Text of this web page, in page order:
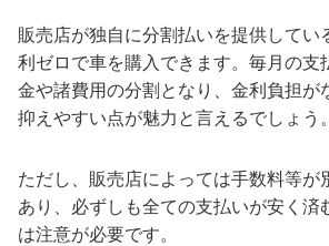
販売店が独自に分割払いを提供してい
利ゼロで車を購入できます。毎月の支
金や諸費用の分割となり、金利負担が
抑えやすい点が魅力と言えるでしょう。
ただし、販売店によっては手数料等が
あり、必ずしも全ての支払いが安く済
は注意が必要です。